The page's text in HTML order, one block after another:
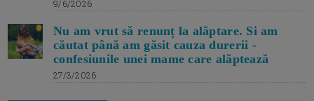
9/6/2026
Nu am vrut să renunț la alăptare. Si am
căutat până am găsit cauza durerii -
confesiunile unei mame care alăptează
27/3/2026